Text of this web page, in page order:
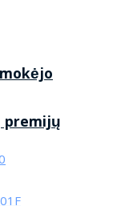
premijų